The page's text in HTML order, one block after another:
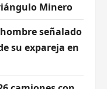
Minero
señalado
su expareja en